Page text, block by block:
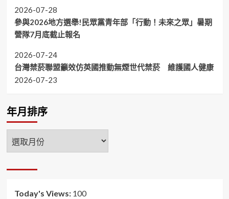
2026-07-28
參與2026地方選舉!民眾黨青年部「行動！未來之眾」暑期
營隊7月底截止報名
2026-07-24
台灣禁菸聯盟籲效仿英國推動無煙世代禁菸 維護國人健康
2026-07-23
年月排序
年
月
Today's Views: 100